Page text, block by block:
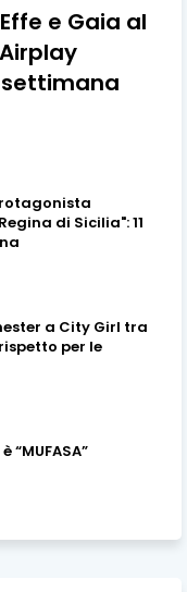
e Gaia al
di Sicilia": 11
a City Girl tra
per le
“MUFASA”